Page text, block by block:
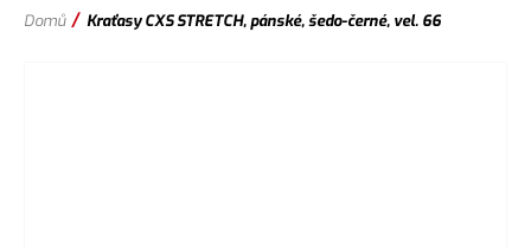
Domů / Kraťasy CXS STRETCH, pánské, šedo-černé, vel. 66